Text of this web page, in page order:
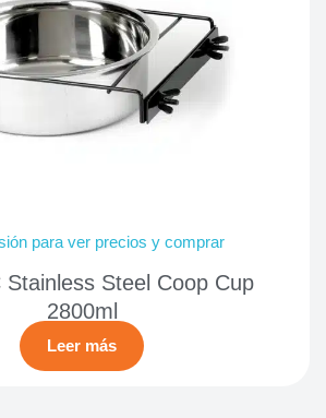
para ver precios y comprar
Stainless Steel Coop Cup
2800ml
Leer más